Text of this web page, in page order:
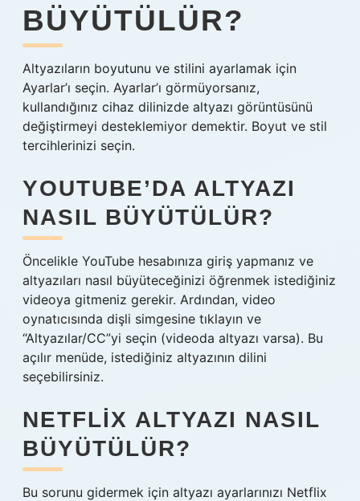
BÜYÜTÜLÜR?
Altyazıların boyutunu ve stilini ayarlamak için
Ayarlar’ı seçin. Ayarlar’ı görmüyorsanız,
kullandığınız cihaz dilinizde altyazı görüntüsünü
değiştirmeyi desteklemiyor demektir. Boyut ve stil
tercihlerinizi seçin.
YOUTUBE’DA ALTYAZI
NASIL BÜYÜTÜLÜR?
Öncelikle YouTube hesabınıza giriş yapmanız ve
altyazıları nasıl büyüteceğinizi öğrenmek istediğiniz
videoya gitmeniz gerekir. Ardından, video
oynatıcısında dişli simgesine tıklayın ve
“Altyazılar/CC”yi seçin (videoda altyazı varsa). Bu
açılır menüde, istediğiniz altyazının dilini
seçebilirsiniz.
NETFLIX ALTYAZI NASIL
BÜYÜTÜLÜR?
Bu sorunu gidermek için altyazı ayarlarınızı Netflix